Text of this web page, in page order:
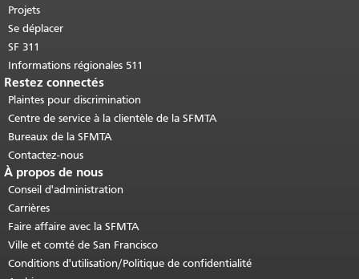
Projets
Se déplacer
SF 311
Informations régionales 511
Restez connectés
Plaintes pour discrimination
Centre de service à la clientèle de la SFMTA
Bureaux de la SFMTA
Contactez-nous
À propos de nous
Conseil d'administration
Carrières
Faire affaire avec la SFMTA
Ville et comté de San Francisco
Conditions d'utilisation/Politique de confidentialité